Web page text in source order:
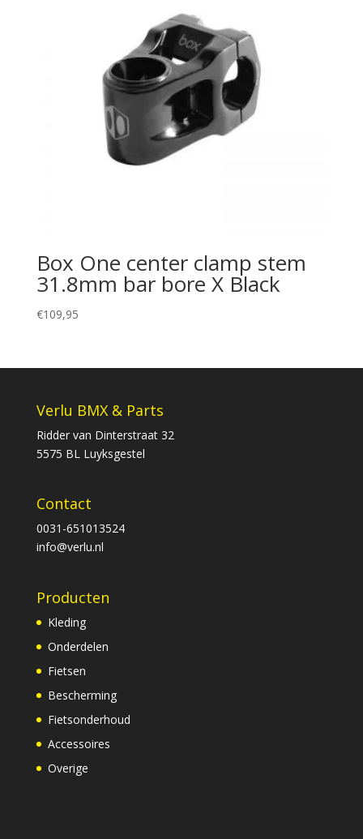
Box One center clamp stem
31.8mm bar bore X Black
€109,95
Verlu BMX & Parts
Ridder van Dinterstraat 32
5575 BL Luyksgestel
Contact
0031-651013524
info@verlu.nl
Producten
Kleding
Onderdelen
Fietsen
Bescherming
Fietsonderhoud
Accessoires
Overige